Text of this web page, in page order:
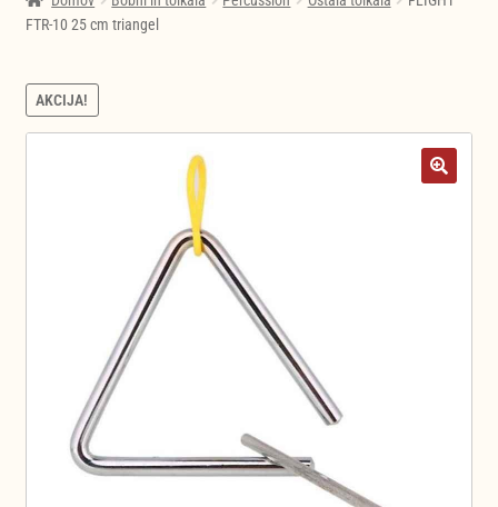
FTR-10 25 cm triangel
AKCIJA!